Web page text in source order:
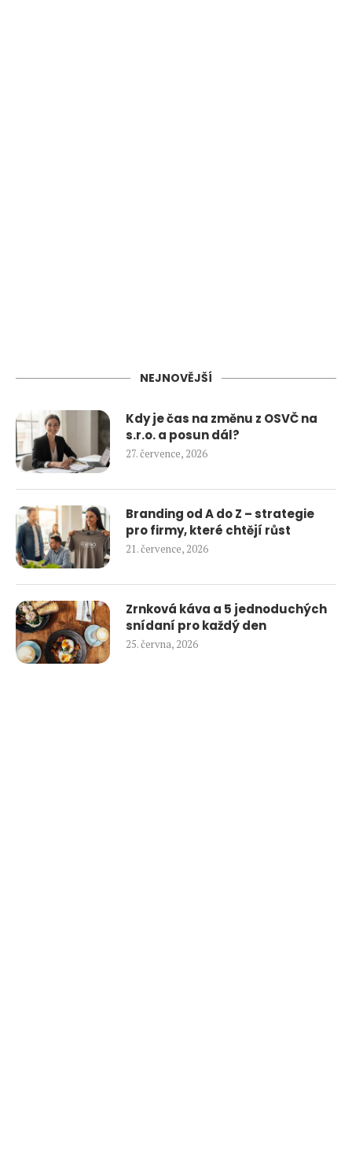
NEJNOVĚJŠÍ
Kdy je čas na změnu z OSVČ na
s.r.o. a posun dál?
27. července, 2026
Branding od A do Z – strategie
pro firmy, které chtějí růst
21. července, 2026
Zrnková káva a 5 jednoduchých
snídaní pro každý den
25. června, 2026